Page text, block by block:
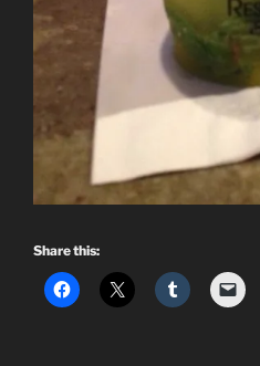
Share this: